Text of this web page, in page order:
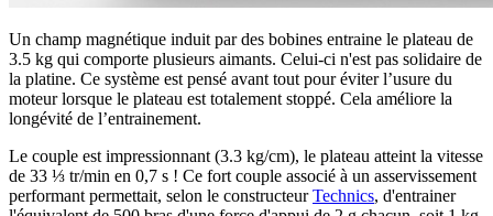
Un champ magnétique induit par des bobines entraine le plateau de
3.5 kg qui comporte plusieurs aimants. Celui-ci n'est pas solidaire de
la platine. Ce système est pensé avant tout pour éviter l’usure du
moteur lorsque le plateau est totalement stoppé. Cela améliore la
longévité de l’entrainement.
Le couple est impressionnant (3.3 kg/cm), le plateau atteint la vitesse
de 33 ⅓ tr/min en 0,7 s ! Ce fort couple associé à un asservissement
performant permettait, selon le constructeurTechnics, d'entrainer